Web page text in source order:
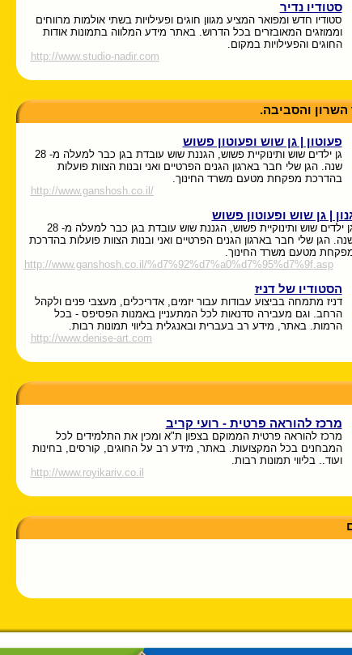
סטודיו נדיר
סטודיו חדש ומפואר המציע מגוון חוגים ופעילויות בשתי אולמות מרווחים
וממוזגים המאובזרים בכל הדרוש. באתר מידע המלווה בתמונות אודות
החוגים והפעילויות במקום.
http://www.studio-nadir.com
והסביבה.
פעוטון | גן שוש ופעוטון פשוש
גן ילדים שוש ותינוקיית פשוש, הגננת שוש עובדת בגן כבר למעלה מ- 28
שנה. הגן שלי חבר בארגון הגנים הפרטיים ואני ובנות הצוות פועלות
בהדרכת מפקחת מטעם משרד החינוך.
http://www.ganshosh.co.il/
| גן שוש ופעוטון פשוש
גן ילדים שוש ותינוקיית פשוש, הגננת שוש עובדת בגן כבר למעלה מ- 28
הגן שלי חבר בארגון הגנים הפרטיים ואני ובנות הצוות פועלות בהדרכת
מטעם משרד החינוך.
http://www.ganshosh.co.il/%d7%92%d7%a0%d7%95%d7%9f.asp
הסטודיו של דניז
דניז מתמחה בביצוע עבודות עבור יזמים, אדריכלים, מעצבי פנים ולקהל
הרחב. וגם מעבירה סדנאות לכל המתעניין באמנות הפסיפס - בכל
הרמות. באתר, מידע רב בעברית ובאנגלית בליווי תמונות רבות.
http://www.denise-art.com
מרכז להוראה פרטית - רועי קריב
מרכז להוראה פרטית הממוקם בצפון ת"א ומכין את התלמידים לכל
המבחנים בכל המקצועות. באתר, מידע רב על החוגים, קורסים, בחינות
ועוד.. בליווי תמונות רבות.
http://www.royikariv.co.il